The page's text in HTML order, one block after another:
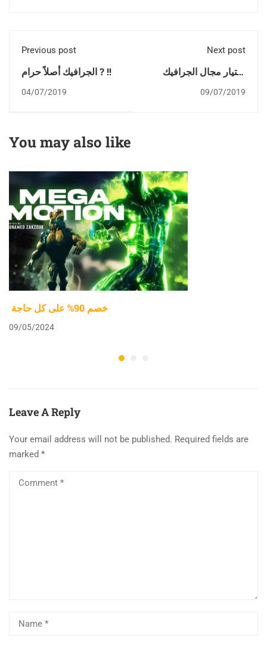
Previous post
الجرافيك أصلاً حرام ? !!
04/07/2019
Next post
أختيار مجال الجرافيك
المناسب واللي بيكسب
09/07/2019
You may also like
خصم 90% على كل حاجة
09/05/2024
Leave A Reply
Your email address will not be published. Required fields are
marked *